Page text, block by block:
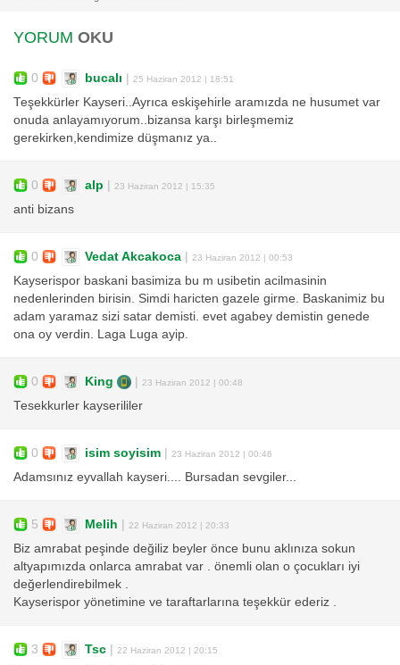
YORUM OKU
0 bucalı | 25 Haziran 2012 | 18:51
Teşekkürler Kayseri..Ayrıca eskişehirle aramızda ne husumet var
onuda anlayamıyorum..bizansa karşı birleşmemiz
gerekirken,kendimize düşmanız ya..
0 alp | 23 Haziran 2012 | 15:35
anti bizans
0 Vedat Akcakoca | 23 Haziran 2012 | 00:53
Kayserispor baskani basimiza bu m usibetin acilmasinin
nedenlerinden birisin. Simdi haricten gazele girme. Baskanimiz bu
adam yaramaz sizi satar demisti. evet agabey demistin genede
ona oy verdin. Laga Luga ayip.
0 King | 23 Haziran 2012 | 00:48
Tesekkurler kayserililer
0 isim soyisim | 23 Haziran 2012 | 00:46
Adamsınız eyvallah kayseri.... Bursadan sevgiler...
5 Melih | 22 Haziran 2012 | 20:33
Biz amrabat peşinde değiliz beyler önce bunu aklınıza sokun
altyapımızda onlarca amrabat var . önemli olan o çocukları iyi
değerlendirebilmek .
Kayserispor yönetimine ve taraftarlarına teşekkür ederiz .
3 Tsc | 22 Haziran 2012 | 20:15